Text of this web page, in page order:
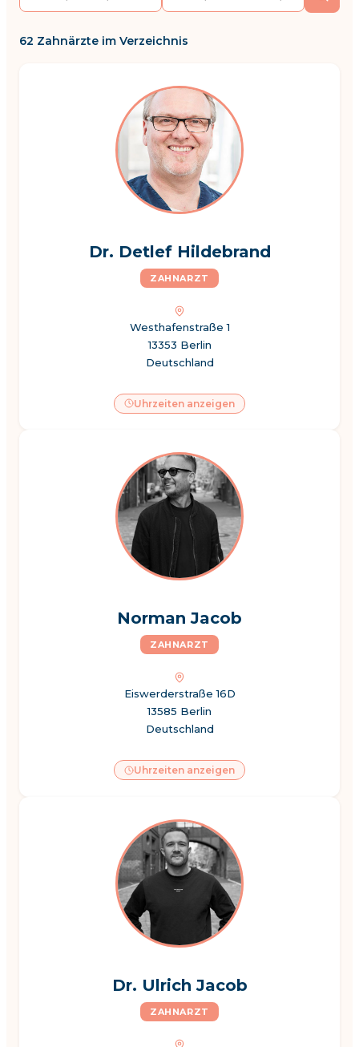
62 Zahnärzte im Verzeichnis
Dr. Detlef Hildebrand
ZAHNARZT
Westhafenstraße 1
13353 Berlin
Deutschland
Uhrzeiten anzeigen
Norman Jacob
ZAHNARZT
Eiswerderstraße 16D
13585 Berlin
Deutschland
Uhrzeiten anzeigen
Dr. Ulrich Jacob
ZAHNARZT